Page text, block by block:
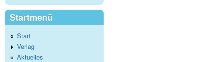
Startmenü
Start
Verlag
Aktuelles